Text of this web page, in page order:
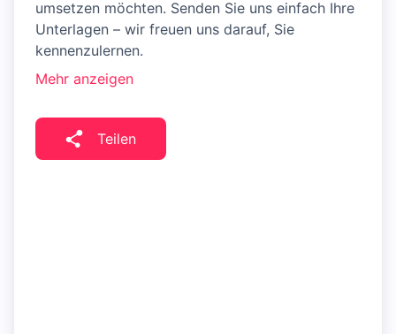
umsetzen möchten. Senden Sie uns einfach Ihre
Unterlagen – wir freuen uns darauf, Sie
kennenzulernen.
Mehr anzeigen
Teilen